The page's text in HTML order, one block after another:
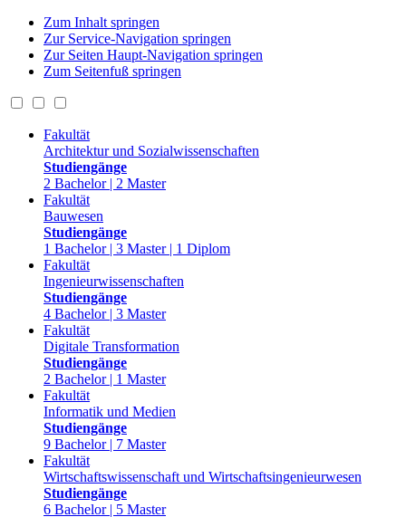
Zum Inhalt springen
Zur Service-Navigation springen
Zur Seiten Haupt-Navigation springen
Zum Seitenfuß springen
Fakultät
Architektur und Sozialwissenschaften
Studiengänge
2 Bachelor | 2 Master
Fakultät
Bauwesen
Studiengänge
1 Bachelor | 3 Master | 1 Diplom
Fakultät
Ingenieurwissenschaften
Studiengänge
4 Bachelor | 3 Master
Fakultät
Digitale Transformation
Studiengänge
2 Bachelor | 1 Master
Fakultät
Informatik und Medien
Studiengänge
9 Bachelor | 7 Master
Fakultät
Wirtschaftswissenschaft und Wirtschaftsingenieurwesen
Studiengänge
6 Bachelor | 5 Master